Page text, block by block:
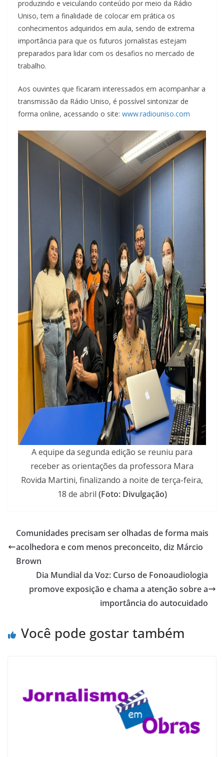
produzindo e veiculando conteúdo por meio da Rádio
Uniso, tem a finalidade de colocar em prática os
conhecimentos adquiridos em aula, sendo de extrema
importância para que os futuros jornalistas estejam
preparados para lidar com os desafios no mercado de
trabalho.
Aos ouvintes que ficaram interessados em acompanhar a
transmissão da Rádio Uniso, é possível sintonizar de
forma online, acessando o site: www.radiouniso.com
A equipe da segunda edição se reuniu para
receber as orientações da professora Mara
Rovida Martini, finalizando a noite de terça-feira,
18 de abril (Foto: Divulgação)
Comunidades precisam ser olhadas de forma mais
acolhedora e com menos preconceito, diz Márcio
Brown
Dia Mundial da Voz: Curso de Fonoaudiologia
promove exposição e chama a atenção sobre a
importância do autocuidado
Você pode gostar também